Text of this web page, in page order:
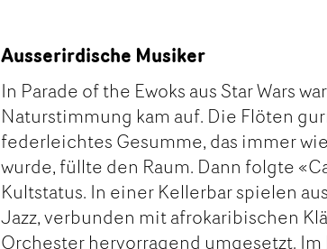
Ausserirdische Musiker
In Parade of the Ewoks aus Star Wars
Naturstimmung kam auf. Die Flöten
federleichtes Gesumme, das immer
wurde, füllte den Raum. Dann folgte
Kultstatus. In einer Kellerbar spielen
Jazz, verbunden mit afrokaribischen
Orchester hervorragend umgesetzt. Im